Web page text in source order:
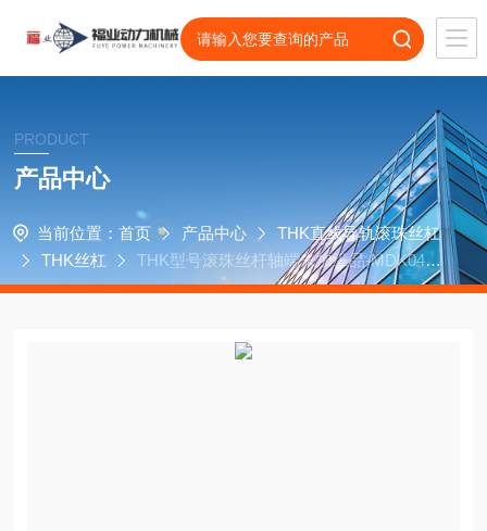
PRODUCT
产品中心
当前位置： 首页 产品中心
THK直线导轨滚珠丝杠
THK丝杠
THK型号滚珠丝杆轴端未加工品-MDK0401
-3GT+95C5A